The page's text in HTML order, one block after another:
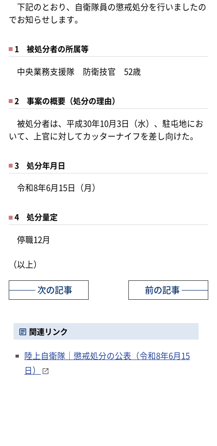
下記のとおり、自衛隊員の懲戒処分を行いましたの
でお知らせします。
1 被処分者の所属等
中央業務支援隊 防衛技官 52歳
2 事案の概要（処分の理由）
被処分者は、平成30年10月3日（水）、駐屯地にお
いて、上官に対してカッターナイフを差し向けた。
3 処分年月日
令和8年6月15日（月）
4 処分量定
停職12月
（以上）
前の記事
次の記事
関連リンク
陸上自衛隊｜懲戒処分の公表（令和8年6月15
日）